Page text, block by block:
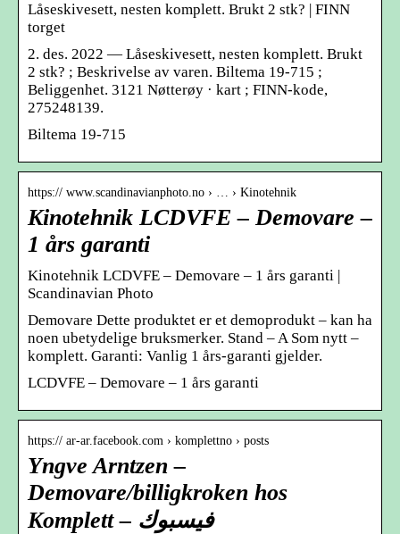
Låseskivesett, nesten komplett. Brukt 2 stk? | FINN
torget
2. des. 2022 — Låseskivesett, nesten komplett. Brukt
2 stk? ; Beskrivelse av varen. Biltema 19-715 ;
Beliggenhet. 3121 Nøtterøy · kart ; FINN-kode,
275248139.
Biltema 19-715
https:// www.scandinavianphoto.no › … › Kinotehnik
Kinotehnik LCDVFE – Demovare –
1 års garanti
Kinotehnik LCDVFE – Demovare – 1 års garanti |
Scandinavian Photo
Demovare Dette produktet er et demoprodukt – kan ha
noen ubetydelige bruksmerker. Stand – A Som nytt –
komplett. Garanti: Vanlig 1 års-garanti gjelder.
LCDVFE – Demovare – 1 års garanti
https:// ar-ar.facebook.com › komplettno › posts
Yngve Arntzen –
Demovare/billigkroken hos
Komplett – فيسبوك